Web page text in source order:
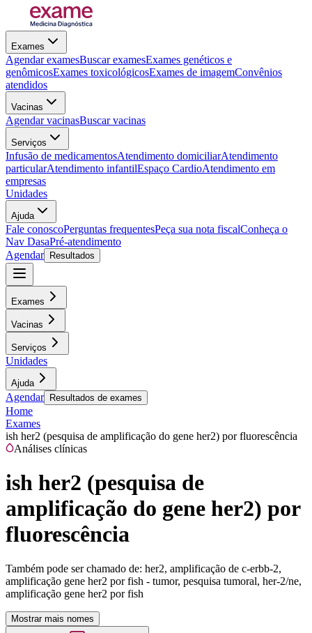
Exames
Agendar examesBuscar examesExames genéticos e
genômicosExames toxicológicosExames de imagemConvênios
atendidos
Vacinas
Agendar vacinasBuscar vacinas
Serviços
Infusão de medicamentosAtendimento domiciliarAtendimento
particularAtendimento infantilEspaço CardioAtendimento em
empresas
Unidades
Ajuda
Fale conoscoPerguntas frequentesPeça sua nota fiscalConheça o
Nav DasaPré-atendimento
Agendar
Resultados
Exames
Vacinas
Serviços
Unidades
Ajuda
Agendar Resultados de exames
Home
Exames
ish her2 (pesquisa de amplificação do gene her2) por fluorescência
Análises clínicas
ish her2 (pesquisa de
amplificação do gene her2) por
fluorescência
Também pode ser chamado de: her2, amplificação de c-erbb-2,
amplificação gene her2 por fish - tumor, pesquisa tumoral, her-2/ne,
amplificação gene her2 por fish
Mostrar mais nomes